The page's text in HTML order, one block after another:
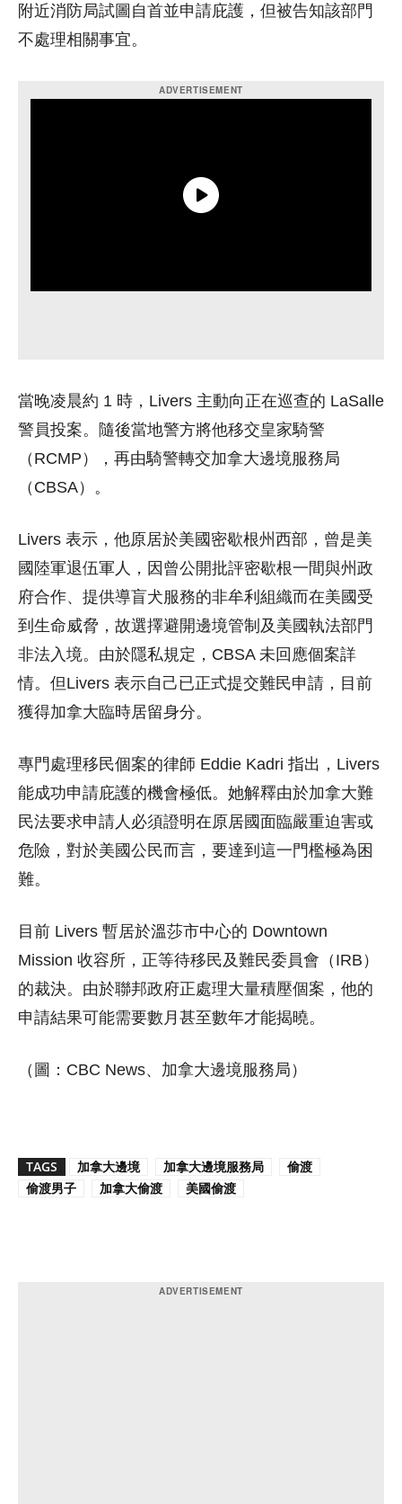
附近消防局試圖自首並申請庇護，但被告知該部門
不處理相關事宜。
當晚凌晨約 1 時，Livers 主動向正在巡查的 LaSalle
警員投案。隨後當地警方將他移交皇家騎警
（RCMP），再由騎警轉交加拿大邊境服務局
（CBSA）。
Livers 表示，他原居於美國密歇根州西部，曾是美
國陸軍退伍軍人，因曾公開批評密歇根一間與州政
府合作、提供導盲犬服務的非牟利組織而在美國受
到生命威脅，故選擇避開邊境管制及美國執法部門
非法入境。由於隱私規定，CBSA 未回應個案詳
情。但Livers 表示自己已正式提交難民申請，目前
獲得加拿大臨時居留身分。
專門處理移民個案的律師 Eddie Kadri 指出，Livers
能成功申請庇護的機會極低。她解釋由於加拿大難
民法要求申請人必須證明在原居國面臨嚴重迫害或
危險，對於美國公民而言，要達到這一門檻極為困
難。
目前 Livers 暫居於溫莎市中心的 Downtown
Mission 收容所，正等待移民及難民委員會（IRB）
的裁決。由於聯邦政府正處理大量積壓個案，他的
申請結果可能需要數月甚至數年才能揭曉。
（圖：CBC News、加拿大邊境服務局）
TAGS 加拿大邊境 加拿大邊境服務局
偷渡
偷渡男子
加拿大偷渡 美國偷渡